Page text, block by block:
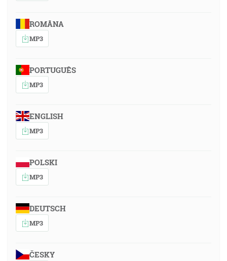
ROMÂNA
MP3
PORTUGUÊS
MP3
ENGLISH
MP3
POLSKI
MP3
DEUTSCH
MP3
ČESKY